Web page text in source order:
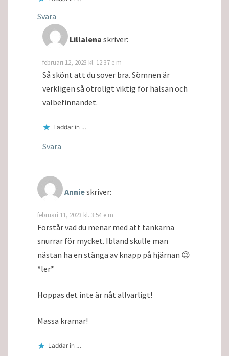
Svara
Lillalena skriver:
februari 12, 2023 kl. 12:37 e m
Så skönt att du sover bra. Sömnen är
verkligen så otroligt viktig för hälsan och
välbefinnandet.
Laddar in …
Svara
Annieskriver:
februari 11, 2023 kl. 3:54 e m
Förstår vad du menar med att tankarna
snurrar för mycket. Ibland skulle man
nästan ha en stänga av knapp på hjärnan 😉
*ler*
Hoppas det inte är nåt allvarligt!
Massa kramar!
Laddar in …